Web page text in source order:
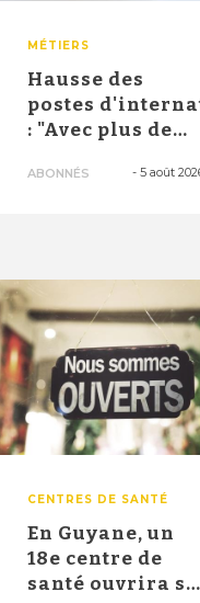
MÉTIERS
Hausse des
postes
: "Avec plus de
2026, no...
ABONNÉS -5 août
CENTRES DE SANTÉ
En Guyane, un
18e centre de
santé ouvrira ses